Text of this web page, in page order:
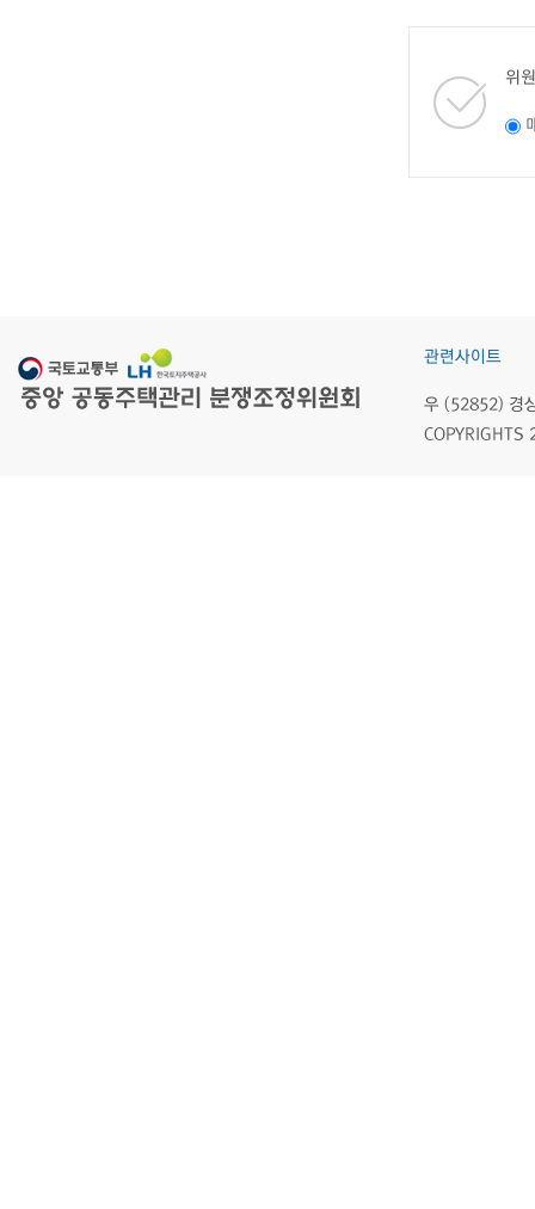
위
관련사이트
우 (52852) 경
COPYRIGHTS